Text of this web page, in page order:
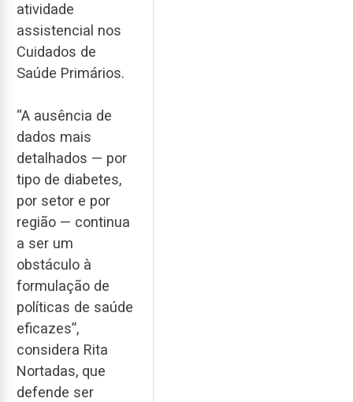
atividade
assistencial nos
Cuidados de
Saúde Primários.
“A ausência de
dados mais
detalhados — por
tipo de diabetes,
por setor e por
região — continua
a ser um
obstáculo à
formulação de
políticas de saúde
eficazes”,
considera Rita
Nortadas, que
defende ser